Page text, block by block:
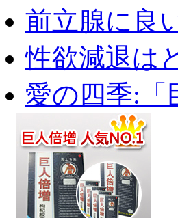
前立腺に良
性欲減退は
愛の四季:「